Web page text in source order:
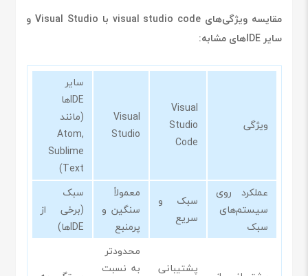
مقایسه ویژگی‌های visual studio code با Visual Studio و
سایر IDEهای مشابه:
ویژگی
Visual
Studio
Code
Visual
Studio
سایر
IDEها
(مانند
Atom,
Sublime
Text)
عملکرد روی
سیستم‌های
سبک
سبک و
سریع
معمولاً
سنگین و
پرمنبع
سبک
(برخی از
IDEها)
پشتیبانی
محدودتر
به نسبت